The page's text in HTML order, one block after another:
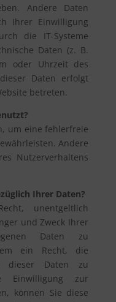
Andere Daten
Ihrer Einwilligung
die IT-Systeme
Daten (z. B.
oder Uhrzeit des
Daten erfolgt
betreten.
um eine fehlerfreie
Andere
Nutzerverhaltens
Ihrer Daten?
unentgeltlich
und Zweck Ihrer
Daten zu
ein Recht, die
dieser Daten zu
Einwilligung zur
können Sie diese